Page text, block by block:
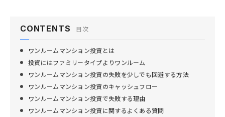
CONTENTS 目次
ワンルームマンション投資とは
投資にはファミリータイプよりワンルーム
ワンルームマンション投資の失敗を少しでも回避する方法
ワンルームマンション投資のキャッシュフロー
ワンルームマンション投資で失敗する理由
ワンルームマンション投資に関するよくある質問